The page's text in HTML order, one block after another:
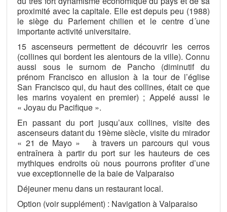
proximité avec la capitale. Elle est depuis peu (1988)
le siège du Parlement chilien et le centre d´une
importante activité universitaire.
15 ascenseurs permettent de découvrir les cerros
(collines qui bordent les alentours de la ville). Connu
aussi sous le surnom de Pancho (diminutif du
prénom Francisco en allusion à la tour de l’église
San Francisco qui, du haut des collines, était ce que
les marins voyaient en premier) ; Appelé aussi le
« Joyau du Pacifique ».
En passant du port jusqu’aux collines, visite des
ascenseurs datant du 19ème siècle, visite du mirador
« 21 de Mayo » à travers un parcours qui vous
entraînera à partir du port sur les hauteurs de ces
mythiques endroits où nous pourrons profiter d’une
vue exceptionnelle de la baie de Valparaiso
Déjeuner menu dans un restaurant local.
Option (voir supplément) : Navigation à Valparaiso